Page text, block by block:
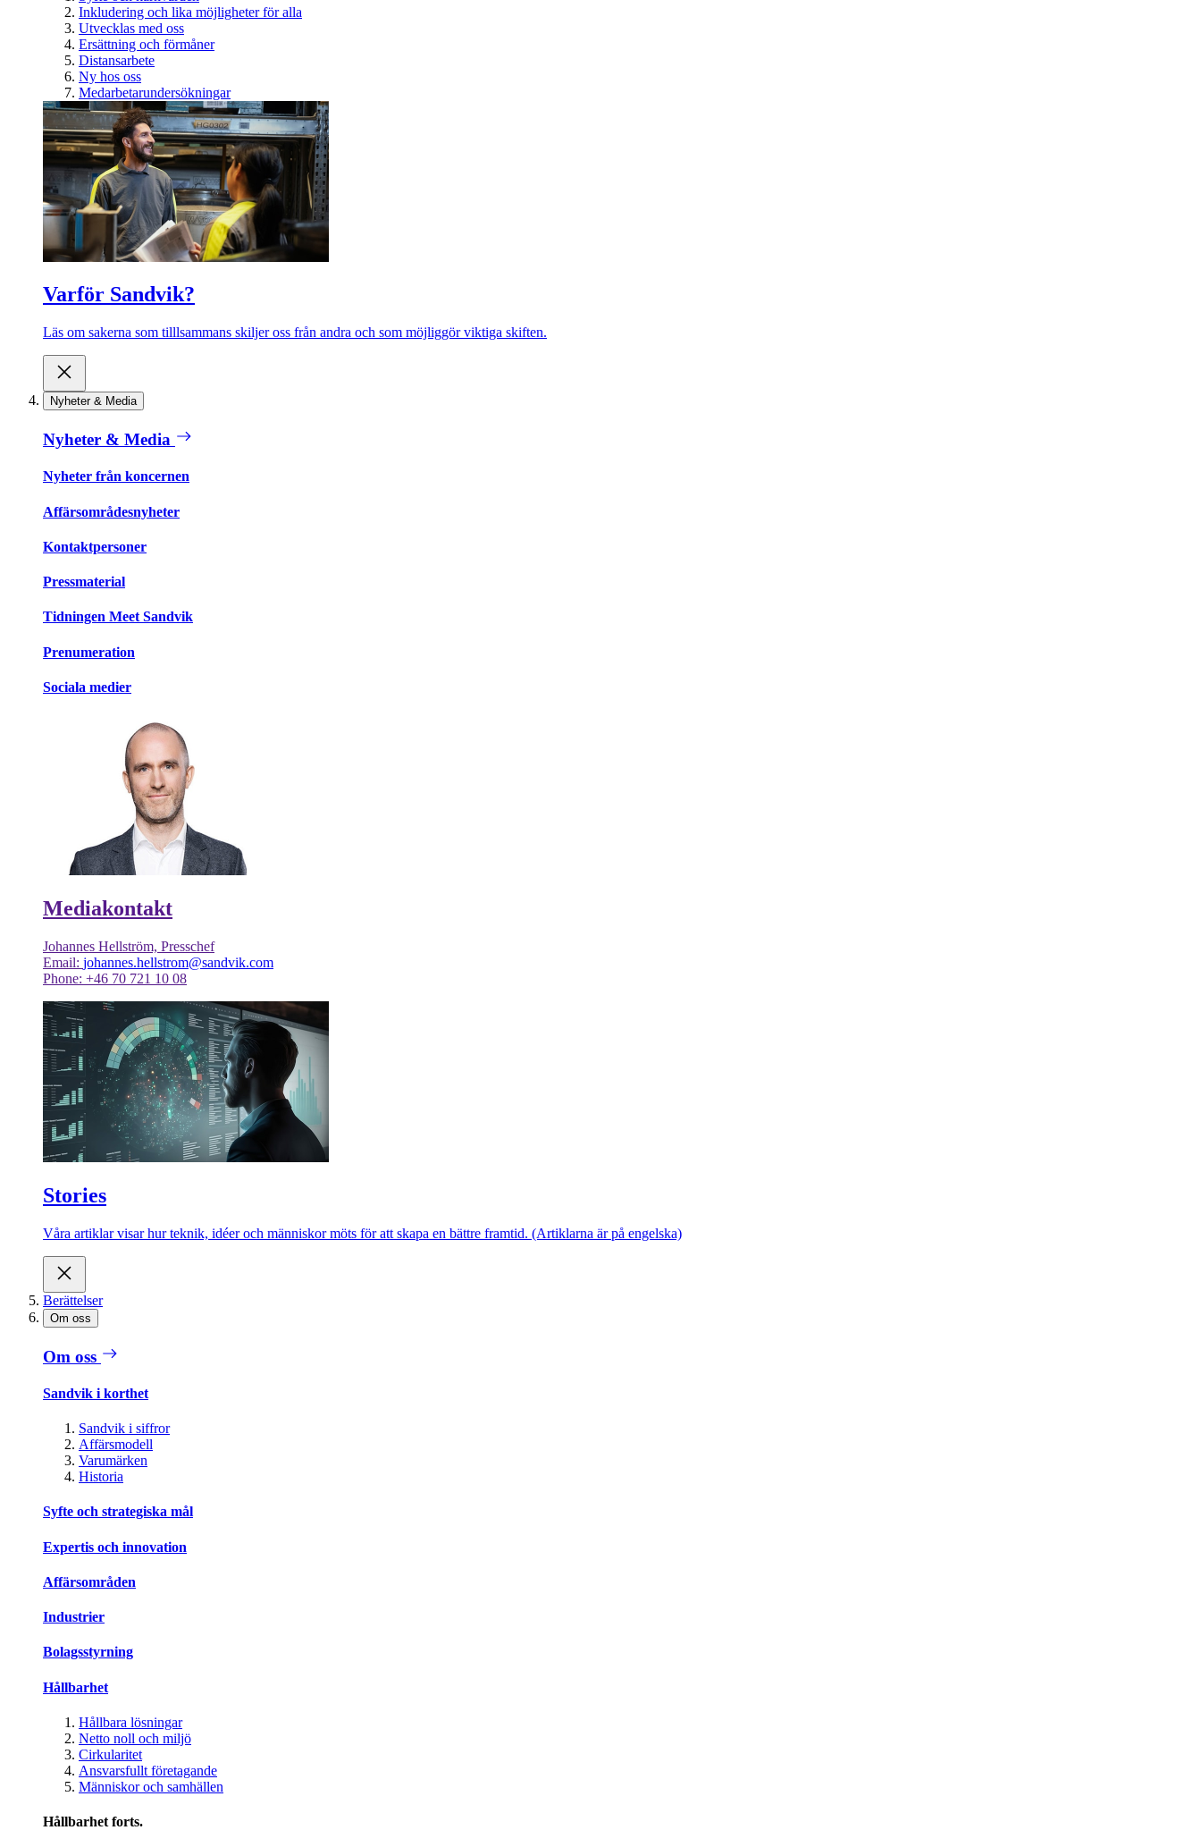
Inkludering och lika möjligheter för alla
Utvecklas med oss
Ersättning och förmåner
Distansarbete
Ny hos oss
Medarbetarundersökningar
Varför Sandvik?
Läs om sakerna som tilllsammans skiljer oss från andra och som möjliggör viktiga skiften.
Nyheter & Media
Nyheter & Media
Nyheter från koncernen
Affärsområdesnyheter
Kontaktpersoner
Pressmaterial
Tidningen Meet Sandvik
Prenumeration
Sociala medier
Mediakontakt
Johannes Hellström, Presschef
Email: johannes.hellstrom@sandvik.com
Phone: +46 70 721 10 08
Stories
Våra artiklar visar hur teknik, idéer och människor möts för att skapa en bättre framtid. (Artiklarna är på engelska)
Berättelser
Om oss
Om oss
Sandvik i korthet
Sandvik i siffror
Affärsmodell
Varumärken
Historia
Syfte och strategiska mål
Expertis och innovation
Affärsområden
Industrier
Bolagsstyrning
Hållbarhet
Hållbara lösningar
Netto noll och miljö
Cirkularitet
Ansvarsfullt företagande
Människor och samhällen
Hållbarhet forts.